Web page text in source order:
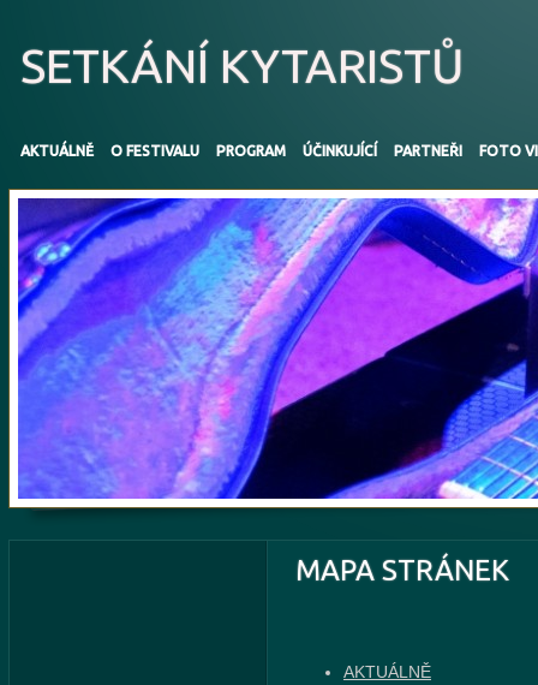
SETKÁNÍ KYTARISTŮ
AKTUÁLNĚ O FESTIVALU PROGRAM ÚČINKUJÍCÍ PARTNEŘI FOTO
MAPA STRÁNEK
AKTUÁLNĚ